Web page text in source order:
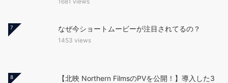
7 なぜ今ショートムービーが注目されてるの？
1453 views
8
【北映 Northern FilmsのPVを公開！】導入した3